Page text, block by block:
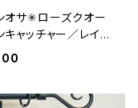
オサ✳︎ローズクオー
キャッチャー／レイン
ーカー ハート(2タ
bsc003